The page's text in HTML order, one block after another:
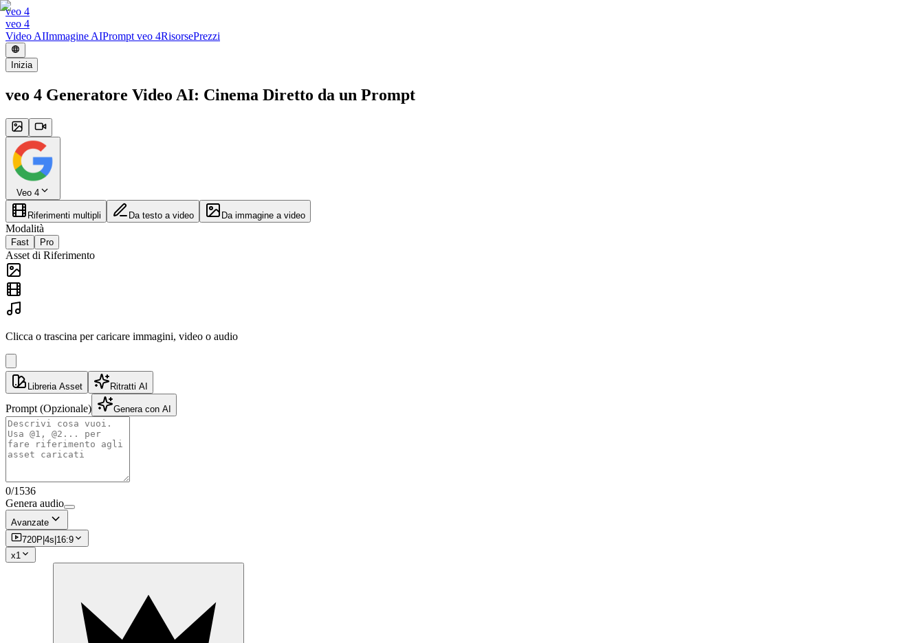
veo 4
veo 4
Video AIImmagine AIPrompt veo 4RisorsePrezzi
Inizia
veo 4 Generatore Video AI: Cinema Diretto da un Prompt
Veo 4
Riferimenti multipli Da testo a video Da immagine a video
Modalità
Fast Pro
Asset di Riferimento
Clicca o trascina per caricare immagini, video o audio
Libreria Asset Ritratti AI
Prompt (Opzionale) Genera con AI
0/1536
Genera audio
Avanzate
720P 4s 16:9
x1